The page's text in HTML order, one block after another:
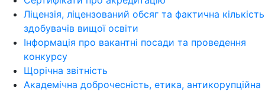
Ліцензія, ліцензований обсяг та фактична кількість
здобувачів вищої освіти
Інформація про вакантні посади та проведення
конкурсу
Щорічна звітність
Академічна доброчесність, етика, антикорупційна